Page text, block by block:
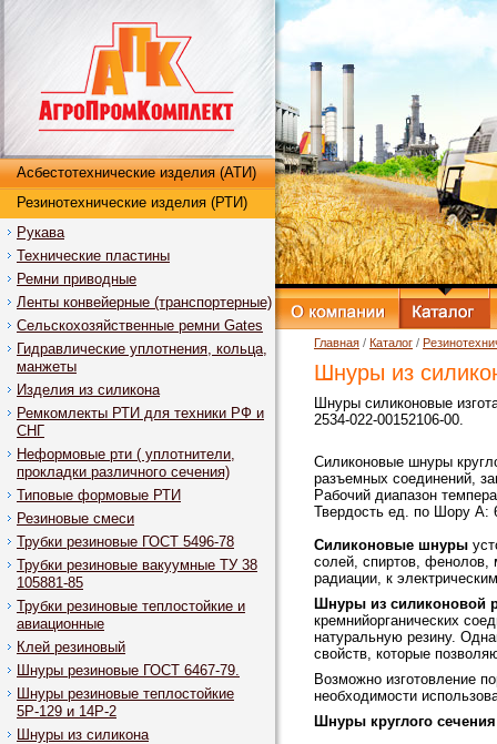
Асбестотехнические изделия (АТИ)
Резинотехнические изделия (РТИ)
Рукава
Технические пластины
Ремни приводные
Ленты конвейерные (транспортерные)
Сельскохозяйственные ремни Gates
Гидравлические уплотнения, кольца,
манжеты
Изделия из силикона
Ремкомлекты РТИ для техники РФ и
СНГ
Неформовые рти ( уплотнители,
прокладки различного сечения)
Типовые формовые РТИ
Резиновые смеси
Трубки резиновые ГОСТ 5496-78
Трубки резиновые вакуумные ТУ 38
105881-85
Трубки резиновые теплостойкие и
авиационные
Клей резиновый
Шнуры резиновые ГОСТ 6467-79.
Шнуры резиновые теплостойкие
5Р-129 и 14Р-2
Шнуры из силикона
Главная / Каталог /
Шнуры из
Шнуры силиконовые
2534-022-00152106-00.
Силиконовые шнуры
разъемных соединений,
Рабочий диапазон
Твердость ед. по Шору А:
Силиконовые шнуры
солей, спиртов, фенолов,
радиации, к
Шнуры из силиконовой
кремнийорганических
натуральную резину.
свойств, которые
Возможно изготовление
необходимости
Шнуры круглого